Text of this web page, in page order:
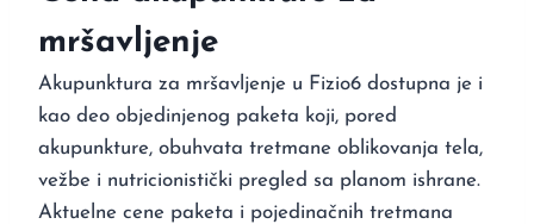
mršavljenje
Akupunktura za mršavljenje u Fizio6 dostupna je i
kao deo objedinjenog paketa koji, pored
akupunkture, obuhvata tretmane oblikovanja tela,
vežbe i nutricionistički pregled sa planom ishrane.
Aktuelne cene paketa i pojedinačnih tretmana